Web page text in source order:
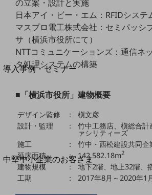
別ウィンドウで開きます
サービスをご利用中のお客さま
導入事例・セミナー
最新の導入事例や注目の導入事例をご紹介します
セミナー
開催・出展する各種セミナー、イベント情報をご紹介
別ウィン
中堅中小企業のお客さま
NTTドコモビジネスウォッチ
ビジネスお役立ち情報
の立案・設計と実施
日本アイ・ビー・エム：RFIDシステ
マスプロ電工株式会社：セミパッシ
サ（横浜市役所にて）
NTTコミュニケーションズ：通信ネ
タ処理システムの構築
■「横浜市役所」建物概要
デザイン監修 ：
槇文彦
設計・監理
： 竹中工務店、槇総合計
ァシリティーズ
施工
：
竹中・西松建設共同企
延床面積
： 142,582.18m2
建物規模 ：
地下2階、地上32階、
工期
： 2017年8月～2020年1